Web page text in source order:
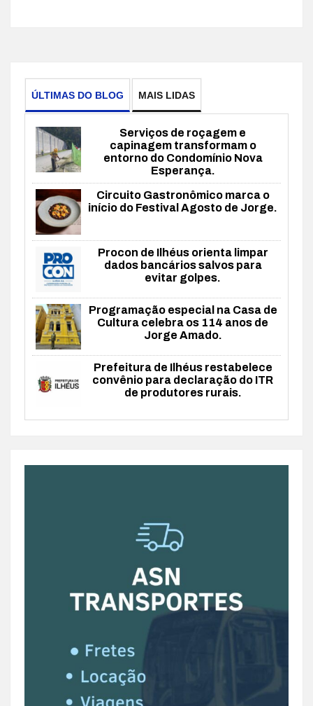
ÚLTIMAS DO BLOG MAIS LIDAS
Serviços de roçagem e
capinagem transformam o
entorno do Condomínio Nova
Esperança.
Circuito Gastronômico marca o
início do Festival Agosto de Jorge.
Procon de Ilhéus orienta limpar
dados bancários salvos para
evitar golpes.
Programação especial na Casa de
Cultura celebra os 114 anos de
Jorge Amado.
Prefeitura de Ilhéus restabelece
convênio para declaração do ITR
de produtores rurais.